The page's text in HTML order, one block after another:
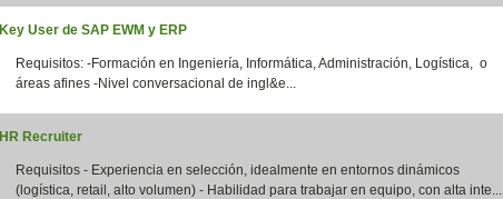
Key User de SAP EWM y ERP
Requisitos: -Formación en Ingeniería, Informática, Administración, Logística, o
áreas afines -Nivel conversacional de ingl&e...
HR Recruiter
Requisitos - Experiencia en selección, idealmente en entornos dinámicos
(logística, retail, alto volumen) - Habilidad para trabajar en equipo, con alta inte...